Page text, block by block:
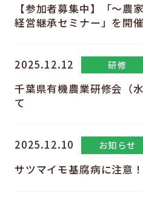
【参加者募集中】「～農
経営継承セミナー」を開
2025.12.12 研修
千葉県有機農業研修会（
て
2025.12.10 お知らせ
サツマイモ基腐病に注意！